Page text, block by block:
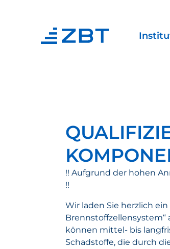
!! Aufgrund der hohen
!!
Wir laden Sie herzlich
Brennstoffzellensystem“
können mittel- bis
Schadstoffe, die durch